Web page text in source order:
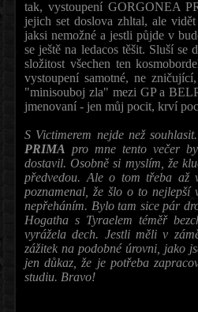
tak, vystoupení GORGONEA
jejich set doslova zhltal, ale
jaksi nemožné a jestli půjde v
se ještě na ledacos těšit. Sluší
složitost všechen ten
vystoupení samotné, ne
"minisouboj zla" mezi GP a
jmenovaní - jen můj pocit, krví
S Victimerem nejde než
PRIMA pro mne tento večer
dostavil. Osobně si myslím, že
předvedou. Ale o tom třeba až
poznamenal, že šlo o to nejlepší
nepřeháním. Bylo tam sice pár
Hogatha s Tyraelem téměř
vyrážela dech. Jestli měli v
zážitek na podobné úrovni, jako
jen důkaz, že je potřeba
studiu. Bravo!